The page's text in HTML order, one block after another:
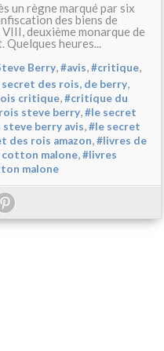
un règne marqué par six
des biens de
deuxième monarque de
Quelques heures...
Berry,#avis,#critique,
secret des rois, de berry,
critique,#critique du
steve berry,#le secret
berry avis,#le secret
des rois amazon,#livres de
cotton malone,#livres
malone